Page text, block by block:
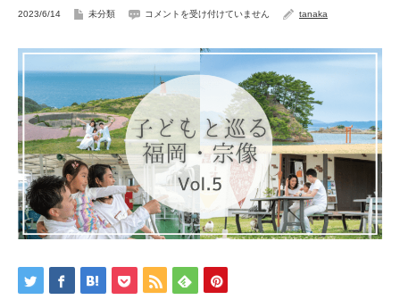
2023/6/14 未分類 コメントを受け付けていません tanaka